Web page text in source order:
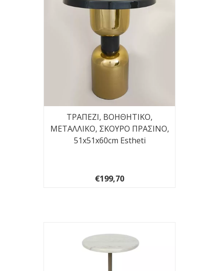
ΤΡΑΠΕΖΙ, ΒΟΗΘΗΤΙΚΟ,
ΜΕΤΑΛΛΙΚΟ, ΣΚΟΥΡΟ ΠΡΑΣΙΝΟ,
51x51x60cm Estheti
€199,70